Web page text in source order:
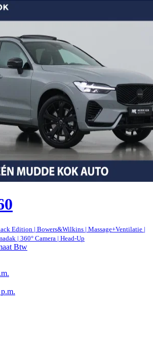
Edition | Bowers&Wilkins | Massage+Ventilatie |
| 360° Camera | Head-Up
Btw